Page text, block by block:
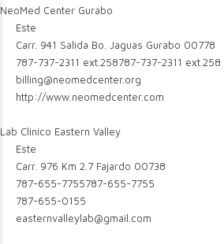
NeoMed Center Gurabo
Este
Carr. 941 Salida Bo. Jaguas Gurabo 00778
787-737-2311 ext.258787-737-2311 ext.258
billing@neomedcenter.org
http://www.neomedcenter.com
Lab Clinico Eastern Valley
Este
Carr. 976 Km 2.7 Fajardo 00738
787-655-7755787-655-7755
787-655-0155
easternvalleylab@gmail.com